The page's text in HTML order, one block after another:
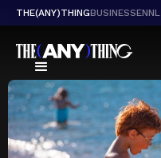
THE(ANY)THINGBUSINESSENNL